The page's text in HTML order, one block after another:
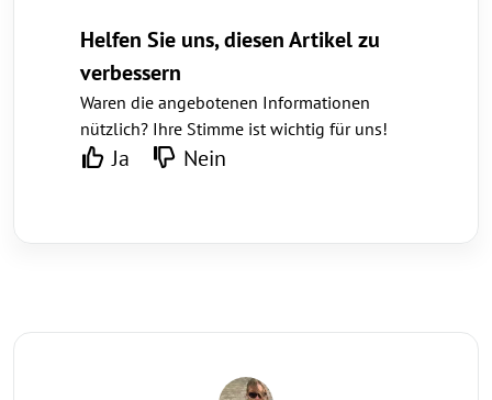
Helfen Sie uns, diesen Artikel zu
verbessern
Waren die angebotenen Informationen
nützlich? Ihre Stimme ist wichtig für uns!
Ja Nein